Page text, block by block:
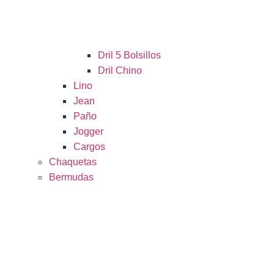
Dril 5 Bolsillos
Dril Chino
Lino
Jean
Paño
Jogger
Cargos
Chaquetas
Bermudas